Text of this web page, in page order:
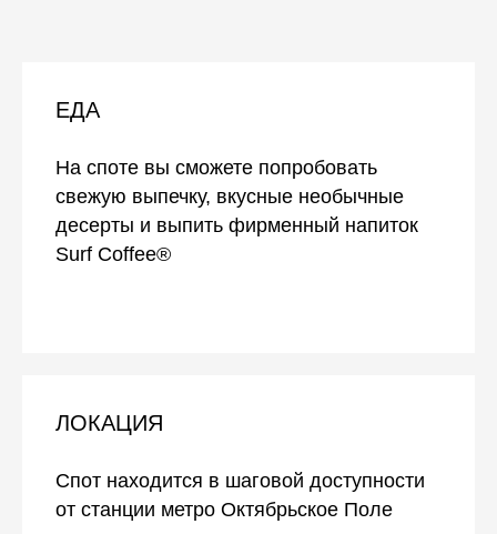
ЕДА
На споте вы сможете попробовать
свежую выпечку, вкусные необычные
десерты и выпить фирменный напиток
Surf Coffee®
ЛОКАЦИЯ
Спот находится в шаговой доступности
от станции метро Октябрьское Поле